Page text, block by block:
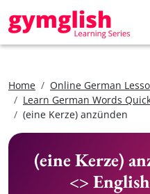
Home
Online German
Learn German Words
(eine Kerze) anzünden
(eine Kerze)
<>